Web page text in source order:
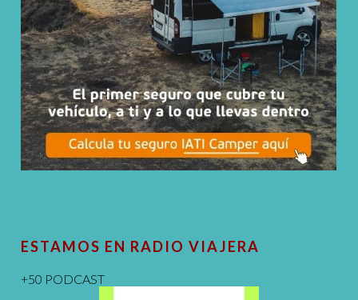
ESTAMOS EN RADIO VIAJERA
+50 PODCAST